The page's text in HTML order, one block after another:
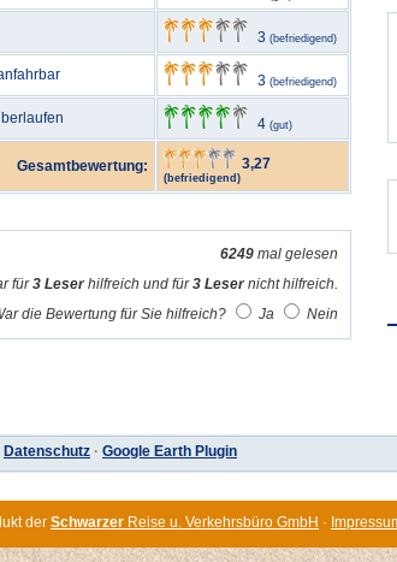
3 (befriedigend)
3 (befriedigend)
4 (gut)
Gesamtbewertung: 3,27
(befriedigend)
6249 mal gelesen
für3 Leserhilfreich und für3 Lesernicht hilfreich.
die Bewertung für Sie hilfreich?
Ja Nein
Datenschutz · Google Earth Plugin
der Schwarzer Reise u. Verkehrsbüro GmbH ·